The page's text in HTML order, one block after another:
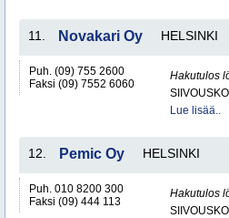
11. Novakari Oy HELSINKI
Puh. (09) 755 2600
Faksi (09) 7552 6060
Hakutulos
Lue lisää..
12. Pemic Oy HELSINKI
Puh. 010 8200 300
Faksi (09) 444 113
Hakutulos